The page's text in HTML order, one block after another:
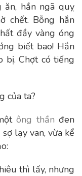
ăn, hắn ngã quỵ
chết. Bỗng hắn
đầy vàng óng
biết bao! Hắn
bị. Chợt có tiếng
của ta?
ông thần đen
lạy van, vừa kể
thì lấy, nhưng